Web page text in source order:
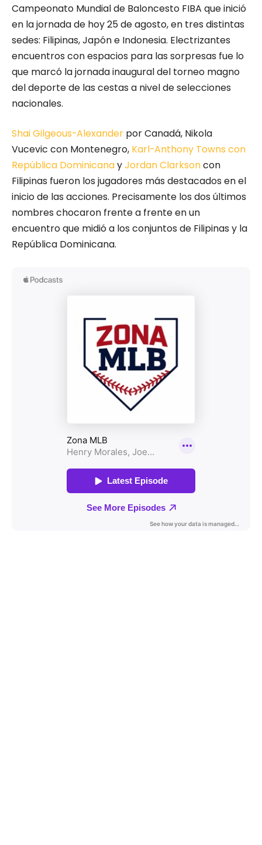
Campeonato Mundial de Baloncesto FIBA que inició
en la jornada de hoy 25 de agosto, en tres distintas
sedes: Filipinas, Japón e Indonesia. Electrizantes
encuentros con espacios para las sorpresas fue lo
que marcó la jornada inaugural del torneo magno
del deporte de las cestas a nivel de selecciones
nacionales.
Shai Gilgeous-Alexander por Canadá, Nikola
Vucevic con Montenegro, Karl-Anthony Towns con
República DominicanayJordan Clarksoncon
Filipinas fueron los jugadores más destacados en el
inicio de las acciones. Precisamente los dos últimos
nombres chocaron frente a frente en un
encuentro que midió a los conjuntos de Filipinas y la
República Dominicana.